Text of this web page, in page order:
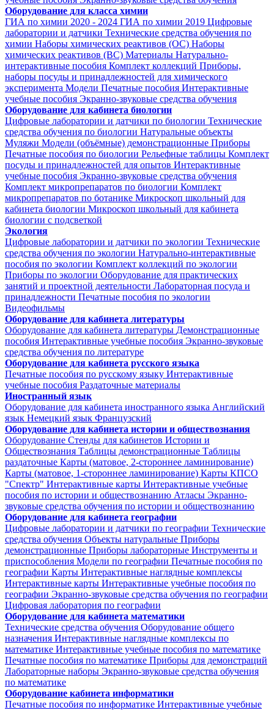
Оборудование для класса химии
ГИА по химии 2020 - 2024 ГИА по химии 2019 Цифровые
лаборатории и датчики Технические средства обучения по
химии Наборы химических реактивов (ОС) Наборы
химических реактивов (ВС) Материалы Натурально-
интерактивные пособия Комплект коллекций Приборы,
наборы посуды и принадлежностей для химического
эксперимента Модели Печатные пособия Интерактивные
учебные пособия Экранно-звуковые средства обучения
Оборудование для кабинета биологии
Цифровые лаборатории и датчики по биологии Технические
средства обучения по биологии Натуральные объекты
Муляжи Модели (объёмные) демонстрационные Приборы
Печатные пособия по биологии Рельефные таблицы Комплект
посуды и принадлежностей для опытов Интерактивные
учебные пособия Экранно-звуковые средства обучения
Комплект микропрепаратов по биологии Комплект
микропрепаратов по ботанике Микроскоп школьный для
кабинета биологии Микроскоп школьный для кабинета
биологии с подсветкой
Экология
Цифровые лаборатории и датчики по экологии Технические
средства обучения по экологии Натурально-интерактивные
пособия по экологии Комплект коллекций по экологии
Приборы по экологии Оборудование для практических
занятий и проектной деятельности Лабораторная посуда и
принадлежности Печатные пособия по экологии
Видеофильмы
Оборудование для кабинета литературы
Оборудование для кабинета литературы Демонстрационные
пособия Интерактивные учебные пособия Экранно-звуковые
средства обучения по литературе
Оборудование для кабинета русского языка
Печатные пособия по русскому языку Интерактивные
учебные пособия Раздаточные материалы
Иностранный язык
Оборудование для кабинета иностранного языка Английский
язык Немецкий язык Французский
Оборудование для кабинета истории и обществознания
Оборудование Стенды для кабинетов Истории и
Обществознания Таблицы демонстрационные Таблицы
раздаточные Карты (матовое, 2-стороннее ламинирование)
Карты (матовое, 1-стороннее ламинирование) Карты КПСО
"Спектр" Интерактивные карты Интерактивные учебные
пособия по истории и обществознанию Атласы Экранно-
звуковые средства обучения по истории и обществознанию
Оборудование для кабинета географии
Цифровые лаборатории и датчики по географии Технические
средства обучения Объекты натуральные Приборы
демонстрационные Приборы лабораторные Инструменты и
приспособления Модели по географии Печатные пособия по
географии Карты Интерактивные наглядные комплексы
Интерактивные карты Интерактивные учебные пособия по
географии Экранно-звуковые средства обучения по географии
Цифровая лаборатория по географии
Оборудование для кабинета математики
Технические средства обучения Оборудование общего
назначения Интерактивные наглядные комплексы по
математике Интерактивные учебные пособия по математике
Печатные пособия по математике Приборы для демонстраций
Лабораторные наборы Экранно-звуковые средства обучения
по математике
Оборудование кабинета информатики
Печатные пособия по информатике Интерактивные учебные